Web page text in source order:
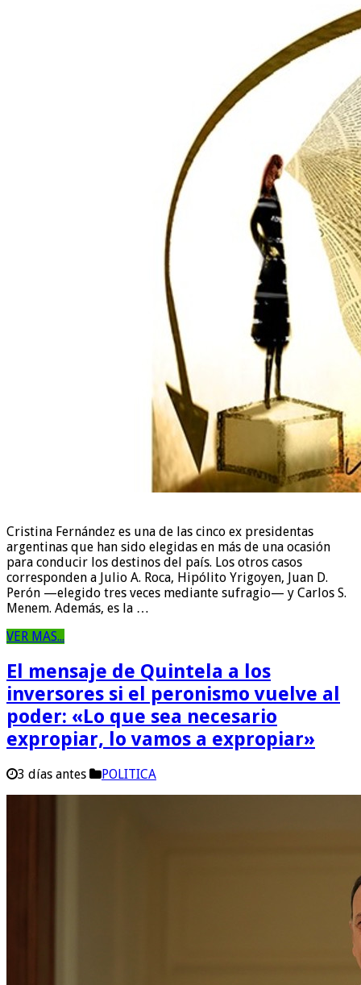
Cristina Fernández es una de las cinco ex presidentas
argentinas que han sido elegidas en más de una ocasión
para conducir los destinos del país. Los otros casos
corresponden a Julio A. Roca, Hipólito Yrigoyen, Juan D.
Perón —elegido tres veces mediante sufragio— y Carlos S.
Menem. Además, es la …
VER MAS...
El mensaje de Quintela a los
inversores si el peronismo vuelve al
poder: «Lo que sea necesario
expropiar, lo vamos a expropiar»
3 días antes POLITICA